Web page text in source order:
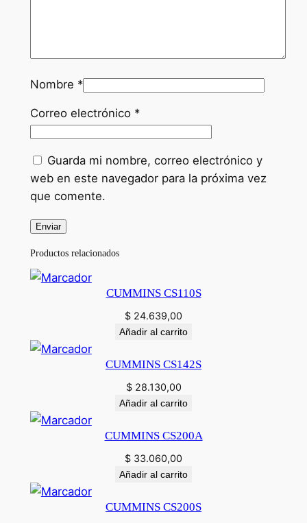
Nombre *
Correo electrónico *
Guarda mi nombre, correo electrónico y
web en este navegador para la próxima vez
que comente.
Productos relacionados
CUMMINS CS110S
$ 24.639,00
Añadir al carrito
CUMMINS CS142S
$28.130,00
Añadir al carrito
CUMMINS CS200A
$ 33.060,00
Añadir al carrito
CUMMINS CS200S